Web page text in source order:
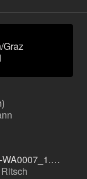
Graz
VID-20260411-WA0007_1.mp4